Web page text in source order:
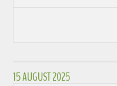
15 AUGUST 2025